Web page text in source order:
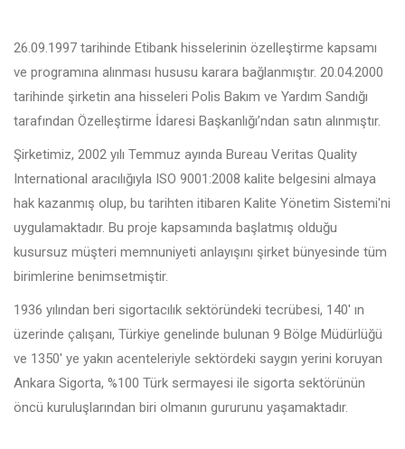
26.09.1997 tarihinde Etibank hisselerinin özelleştirme kapsamı
ve programına alınması hususu karara bağlanmıştır. 20.04.2000
tarihinde şirketin ana hisseleri Polis Bakım ve Yardım Sandığı
tarafından Özelleştirme İdaresi Başkanlığı’ndan satın alınmıştır.
Şirketimiz, 2002 yılı Temmuz ayında Bureau Veritas Quality
International aracılığıyla ISO 9001:2008 kalite belgesini almaya
hak kazanmış olup, bu tarihten itibaren Kalite Yönetim Sistemi'ni
uygulamaktadır. Bu proje kapsamında başlatmış olduğu
kusursuz müşteri memnuniyeti anlayışını şirket bünyesinde tüm
birimlerine benimsetmiştir.
1936 yılından beri sigortacılık sektöründeki tecrübesi, 140' ın
üzerinde çalışanı, Türkiye genelinde bulunan 9 Bölge Müdürlüğü
ve 1350' ye yakın acenteleriyle sektördeki saygın yerini koruyan
Ankara Sigorta, %100 Türk sermayesi ile sigorta sektörünün
öncü kuruluşlarından biri olmanın gururunu yaşamaktadır.